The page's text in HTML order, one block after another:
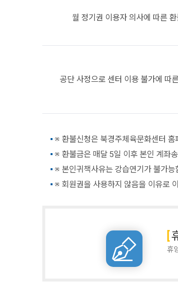
월 정기권 이용자 의사에 따른 환
공단 사정으로 센터 이용 불가에 따
※ 환불신청은 북경주체육문화센터 홈
※ 환불금은 매달 5일 이후 본인 계좌
※ 본인귀책사유는 강습연기가 불가능
※ 회원권을 사용하지 않음을 이유로
휴